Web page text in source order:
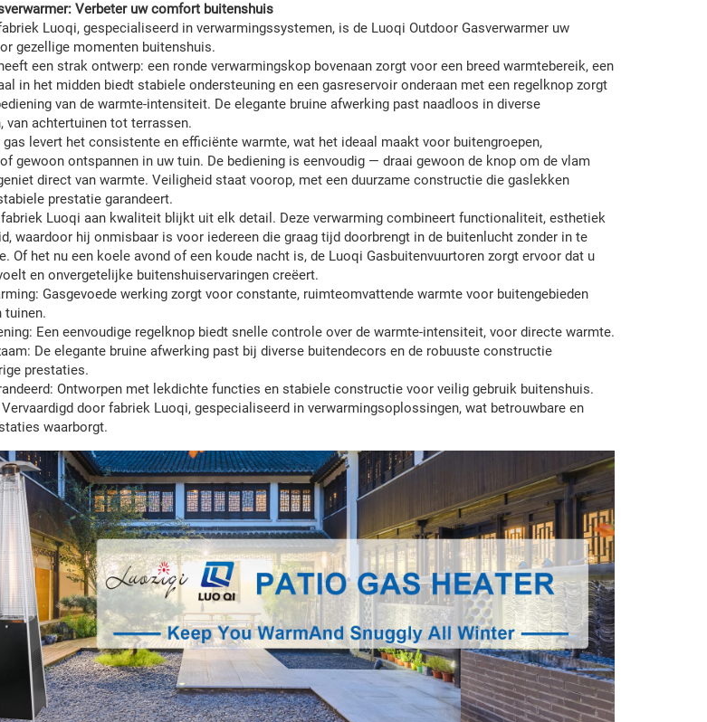
Verbeter uw comfort buitenshuis
Luoqi, gespecialiseerd in verwarmingssystemen, is de Luoqi Outdoor Gasverwarmer uw
gezellige momenten buitenshuis.
een strak ontwerp: een ronde verwarmingskop bovenaan zorgt voor een breed warmtebereik, een
in het midden biedt stabiele ondersteuning en een gasreservoir onderaan met een regelknop zorgt
van de warmte-intensiteit. De elegante bruine afwerking past naadloos in diverse
van achtertuinen tot terrassen.
gas levert het consistente en efficiënte warmte, wat het ideaal maakt voor buitengroepen,
gewoon ontspannen in uw tuin. De bediening is eenvoudig — draai gewoon de knop om de vlam
direct van warmte. Veiligheid staat voorop, met een duurzame constructie die gaslekken
prestatie garandeert.
Luoqi aan kwaliteit blijkt uit elk detail. Deze verwarming combineert functionaliteit, esthetiek
waardoor hij onmisbaar is voor iedereen die graag tijd doorbrengt in de buitenlucht zonder in te
Of het nu een koele avond of een koude nacht is, de Luoqi Gasbuitenvuurtoren zorgt ervoor dat u
en onvergetelijke buitenshuiservaringen creëert.
Gasgevoede werking zorgt voor constante, ruimteomvattende warmte voor buitengebieden
tuinen.
Een eenvoudige regelknop biedt snelle controle over de warmte-intensiteit, voor directe warmte.
De elegante bruine afwerking past bij diverse buitendecors en de robuuste constructie
prestaties.
Ontworpen met lekdichte functies en stabiele constructie voor veilig gebruik buitenshuis.
door fabriek Luoqi, gespecialiseerd in verwarmingsoplossingen, wat betrouwbare en
waarborgt.